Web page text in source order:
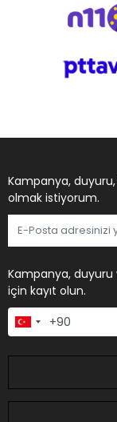
Kampanya,
olmak istiyorum.
Kampanya,
için kayıt olun.